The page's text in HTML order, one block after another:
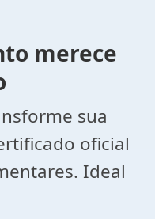
merece
sua
oficial
Ideal